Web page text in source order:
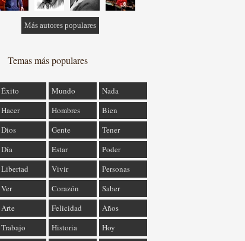
Más autores populares
Temas más populares
Éxito Mundo
Nada
Hacer Hombres
Bien
Dios Gente
Tener
Día Estar
Poder
Libertad Vivir
Personas
Ver Corazón
Saber
Arte Felicidad
Años
Trabajo Historia Hoy